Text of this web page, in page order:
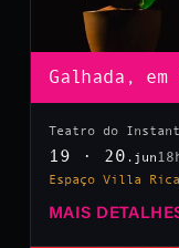
Galhada, em
Teatro do
19 · 20 .jun
Espaço Villa Rica
MAIS